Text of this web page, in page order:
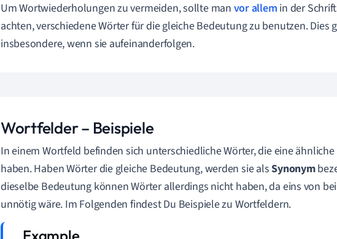
Um Wortwiederholungen zu vermeiden, sollte man vor allem in der
achten, verschiedene Wörter für die gleiche Bedeutung zu benutzen. Dies
insbesondere, wenn sie aufeinanderfolgen.
Wortfelder – Beispiele
In einem Wortfeld befinden sich unterschiedliche Wörter, die eine
haben. Haben Wörter die gleiche Bedeutung, werden sie alsSynonym
dieselbe Bedeutung können Wörter allerdings nicht haben, da eins von
unnötig wäre. Im Folgenden findest Du Beispiele zu Wortfeldern.